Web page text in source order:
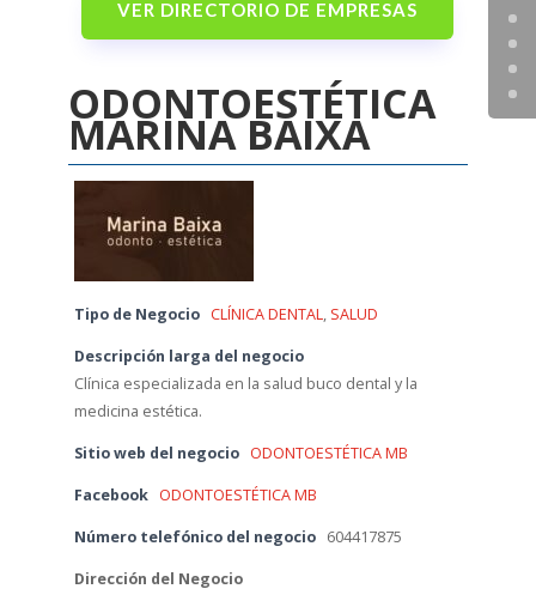
VER DIRECTORIO DE EMPRESAS
ODONTOESTÉTICA
MARINA BAIXA
Tipo de Negocio CLÍNICA DENTAL, SALUD
Descripción larga del negocio
Clínica especializada en la salud buco dental y la
medicina estética.
Sitio web del negocio ODONTOESTÉTICA MB
Facebook ODONTOESTÉTICA MB
Número telefónico del negocio 604417875
Dirección del Negocio